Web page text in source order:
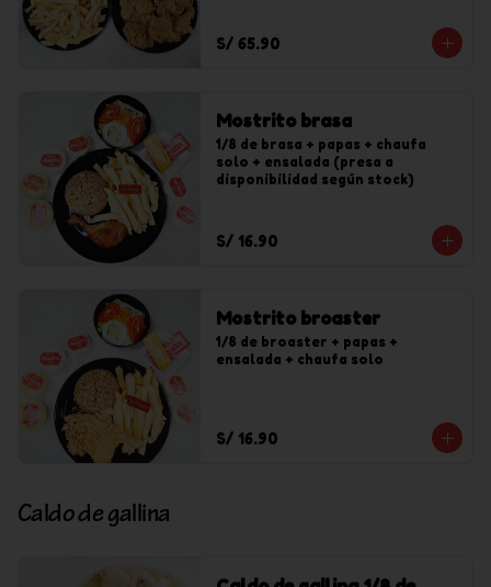
S/ 65.90
Mostrito brasa
1/8 de brasa + papas + chaufa
solo + ensalada (presa a
disponibilidad según stock)
S/ 16.90
Mostrito broaster
1/8 de broaster + papas +
ensalada + chaufa solo
S/ 16.90
Caldo de gallina